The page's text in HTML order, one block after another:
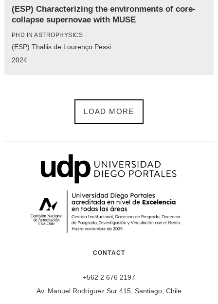
(ESP) Characterizing the environments of core-
collapse supernovae with MUSE
PHD IN ASTROPHYSICS
(ESP) Thallis de Lourenço Pessi
2024
LOAD MORE
CONTACT
+562 2 676 2197
Av. Manuel Rodríguez Sur 415, Santiago, Chile